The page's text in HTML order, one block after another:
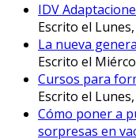
IDV
Escrito el
La nueva
Escrito el
Cursos para
Escrito el
Cómo poner a
sorpresas en